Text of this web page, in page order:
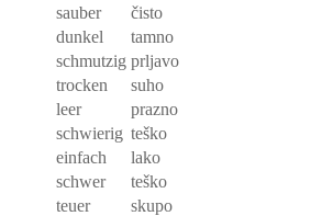
sauber
čisto
dunkel
tamno
schmutzig prljavo
trocken
suho
leer
prazno
schwierig teško
einfach
lako
schwer
teško
teuer
skupo